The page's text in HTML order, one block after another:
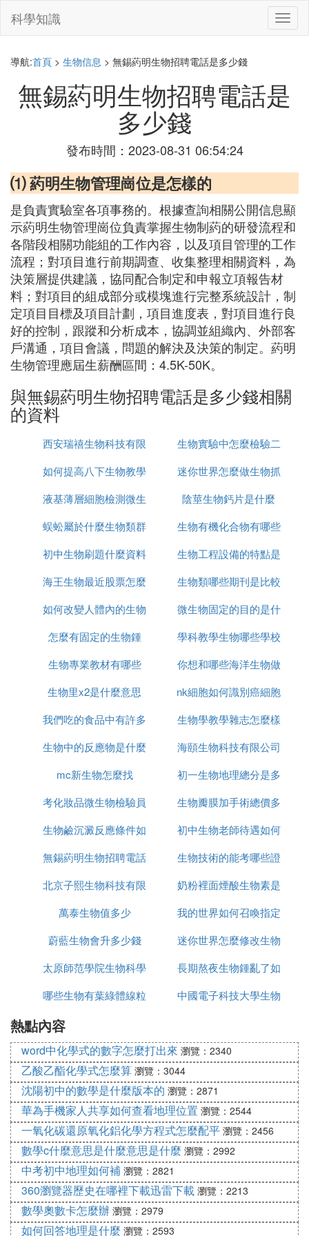
切
換
科學知識
導航:首頁 > 生物信息 > 無錫葯明生物招聘電話是多少錢
無錫葯明生物招聘電話是
多少錢
發布時間：2023-08-31 06:54:24
⑴ 葯明生物管理崗位是怎樣的
是負責實驗室各項事務的。根據查詢相關公開信息顯
示葯明生物管理崗位負責掌握生物制葯的研發流程和
各階段相關功能組的工作內容，以及項目管理的工作
流程；對項目進行前期調查、收集整理相關資料，為
決策層提供建議，協同配合制定和申報立項報告材
料；對項目的組成部分或模塊進行完整系統設計，制
定項目目標及項目計劃，項目進度表，對項目進行良
好的控制，跟蹤和分析成本，協調並組織內、外部客
戶溝通，項目會議，問題的解決及決策的制定。葯明
生物管理應屆生薪酬區間：4.5K-50K。
與無錫葯明生物招聘電話是多少錢相關
的資料
西安瑞禧生物科技有限
公司怎麼樣
生物實驗中怎麼檢驗二
氧化碳
如何提高八下生物教學
質量
迷你世界怎麼做生物抓
捕器
液基薄層細胞檢測微生
物怎麼看
陰莖生物鈣片是什麼
蜈蚣屬於什麼生物類群
生物有機化合物有哪些
初中生物刷題什麼資料
好
生物工程設備的特點是
什麼
海王生物最近股票怎麼
樣
生物類哪些期刊是比較
好的
如何改變人體內的生物
鍾
微生物固定的目的是什
麼
怎麼有固定的生物鍾
學科教學生物哪些學校
好考
生物專業教材有哪些
你想和哪些海洋生物做
朋友
生物里x2是什麼意思
nk細胞如何識別癌細胞
來北聯生物專業
我們吃的食品中有許多
微生物有什麼
生物學教學雜志怎麼樣
生物中的反應物是什麼
意思
海頤生物科技有限公司
怎麼樣
mc新生物怎麼找
初一生物地理總分是多
少
考化妝品微生物檢驗員
需要什麼條件
生物瓣膜加手術總價多
少錢
生物鹼沉澱反應條件如
何
初中生物老師待遇如何
無錫葯明生物招聘電話
是多少錢
生物技術的能考哪些證
書
北京子熙生物科技有限
公司怎麼樣
奶粉裡面煙酸生物素是
什麼
萬泰生物值多少
我的世界如何召喚指定
數量的生物
蔚藍生物會升多少錢
迷你世界怎麼修改生物
蛋
太原師范學院生物科學
專業怎麼樣
長期熬夜生物鍾亂了如
何改正
哪些生物有葉綠體線粒
中國電子科技大學生物
熱點內容
word中化學式的數字怎麼打出來 瀏覽：2340
乙酸乙酯化學式怎麼算 瀏覽：3044
沈陽初中的數學是什麼版本的 瀏覽：2871
華為手機家人共享如何查看地理位置 瀏覽：2544
一氧化碳還原氧化鋁化學方程式怎麼配平 瀏覽：2456
數學c什麼意思是什麼意思是什麼 瀏覽：2992
中考初中地理如何補 瀏覽：2821
360瀏覽器歷史在哪裡下載迅雷下載 瀏覽：2213
數學奧數卡怎麼辦 瀏覽：2979
如何回答地理是什麼 瀏覽：2593